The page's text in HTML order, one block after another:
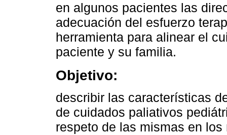
en algunos pacientes las
adecuación del esfuerzo
herramienta para alinear el
paciente y su familia.
Objetivo:
describir las características
de cuidados paliativos
respeto de las mismas en